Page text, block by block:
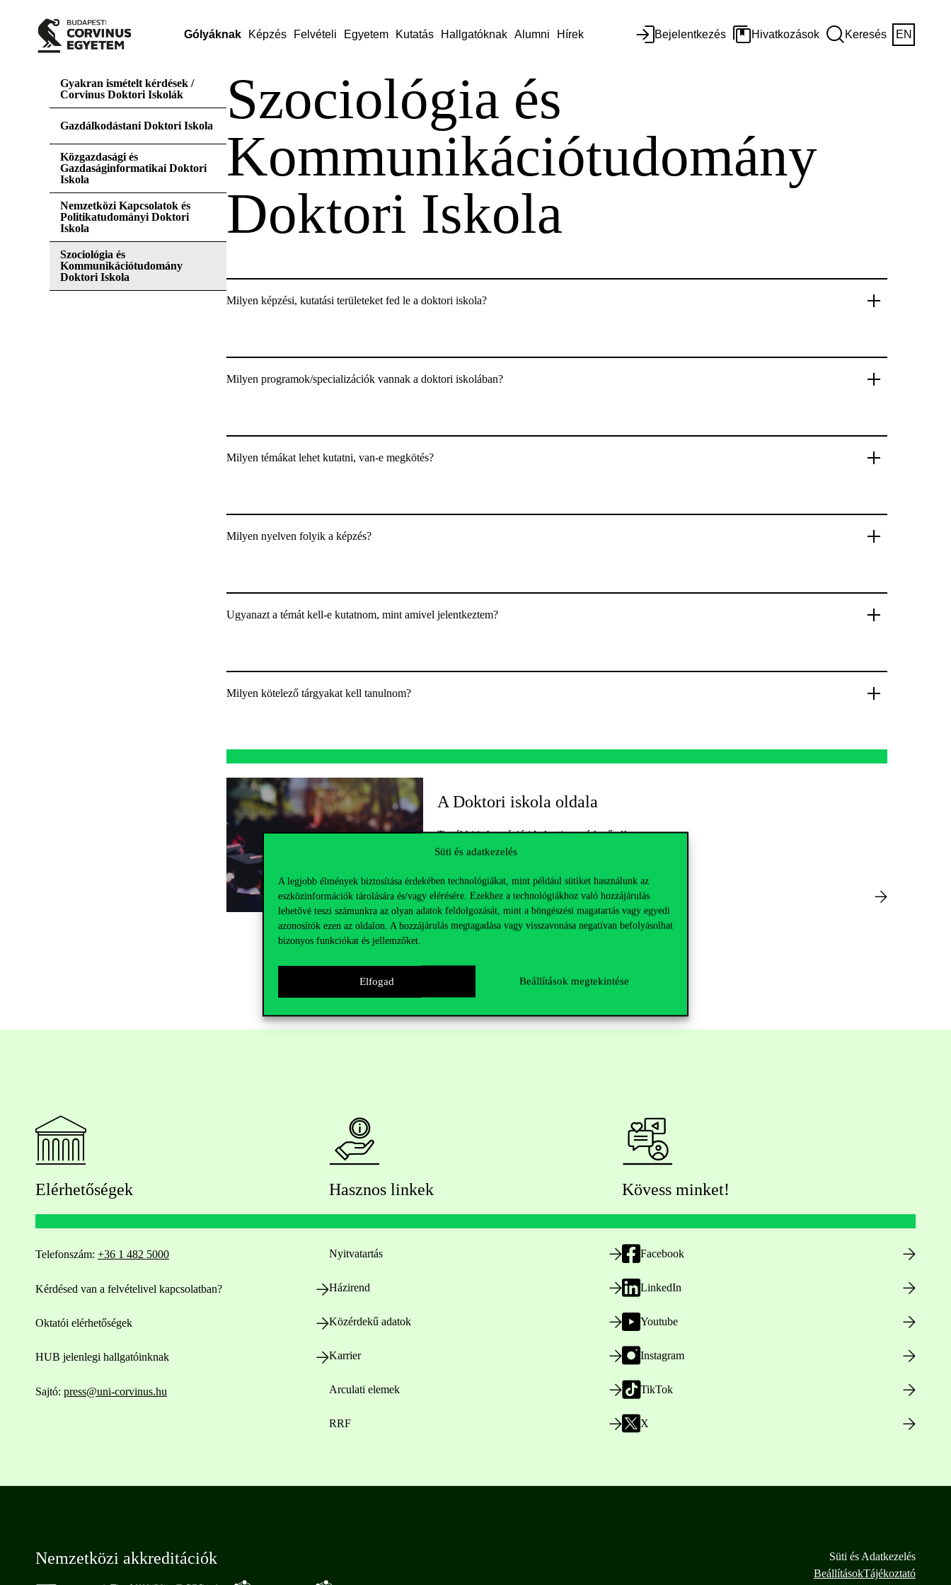
Süti és adatkezelés
A legjobb élmények biztosítása érdekében technológiákat, mint például sütiket használunk az
eszközinformációk tárolására és/vagy elérésére. Ezekhez a technológiákhoz való hozzájárulás
lehetővé teszi számunkra az olyan adatok feldolgozását, mint a böngészési magatartás vagy egyedi
azonosítók ezen az oldalon. A hozzájárulás megtagadása vagy visszavonása negatívan befolyásolhat
bizonyos funkciókat és jellemzőket.
Elfogad Beállítások megtekintése
Gólyáknak Képzés Felvételi Egyetem Kutatás Hallgatóknak Alumni Hírek Bejelentkezés Hivatkozások Keresés EN
Gyakran ismételt kérdések /
Corvinus Doktori Iskolák
Gazdálkodástani Doktori Iskola
Közgazdasági és
Gazdaságinformatikai Doktori
Iskola
Nemzetközi Kapcsolatok és
Politikatudományi Doktori
Iskola
Szociológia és
Kommunikációtudomány
Doktori Iskola
Szociológia és
Kommunikációtudomány
Doktori Iskola
Milyen képzési, kutatási területeket fed le a doktori iskola?
Milyen programok/specializációk vannak a doktori iskolában?
Milyen témákat lehet kutatni, van-e megkötés?
Milyen nyelven folyik a képzés?
Ugyanazt a témát kell-e kutatnom, mint amivel jelentkeztem?
Milyen kötelező tárgyakat kell tanulnom?
A Doktori iskola oldala
További információ ide kattintva érhető el!
Elérhetőségek
Telefonszám: +36 1 482 5000
Kérdésed van a felvételivel kapcsolatban?
Oktatói elérhetőségek
HUB jelenlegi hallgatóinknak
Sajtó: press@uni-corvinus.hu
Hasznos linkek
Nyitvatartás
Házirend
Közérdekű adatok
Karrier
Arculati elemek
RRF
Kövess minket!
Facebook
LinkedIn
Youtube
Instagram
TikTok
X
Nemzetközi akkreditációk
Süti és Adatkezelés
BeállításokTájékoztató